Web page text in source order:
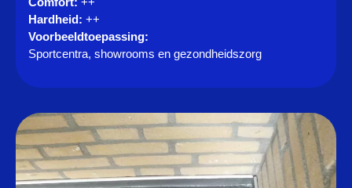
Hardheid: ++
Voorbeeldtoepassing:
Sportcentra, showrooms en gezondheidszorg